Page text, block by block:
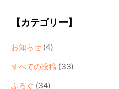
【カテゴリー】
お知らせ (4)
すべての投稿 (33)
ぶろぐ (34)